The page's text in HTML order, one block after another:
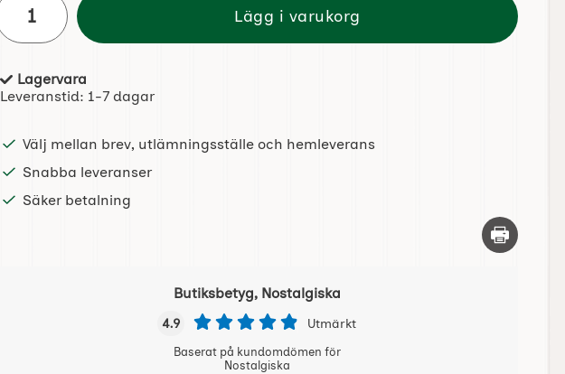
Lägg i varukorg
Tillgänglighet:
Lagervara
Leveranstid: 1-7 dagar
Välj mellan brev, utlämningsställe och hemleverans
Snabba leveranser
Säker betalning
Skriv ut
Butiksbetyg, Nostalgiska
4.9 Utmärkt
Baserat på kundomdömen för
Nostalgiska